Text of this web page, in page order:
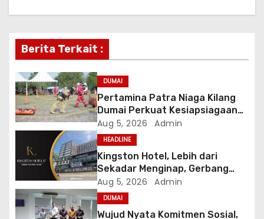
v
i
g
a
t
i
o
n
Berita Terkait :
DUMAI
Pertamina Patra Niaga Kilang
Dumai Perkuat Kesiapsiagaan
Firefighter melalui Agility Test
Aug 5, 2026 Admin
HEADLINE
Kingston Hotel, Lebih dari
Sekadar Menginap, Gerbang
Anda Menuju yang Terbaik di
Melaka
Aug 5, 2026 Admin
DUMAI
Wujud Nyata Komitmen Sosial,